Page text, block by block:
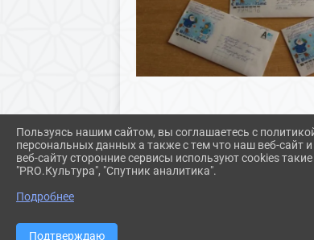
Пользуясь нашим сайтом, вы соглашаетесь с
персональных данных а также с тем что наш веб-сайт
веб-сайту сторонние сервисы используют cookies такие
"PRO.Культура", "Спутник аналитика".
Подробнее
Подтверждаю